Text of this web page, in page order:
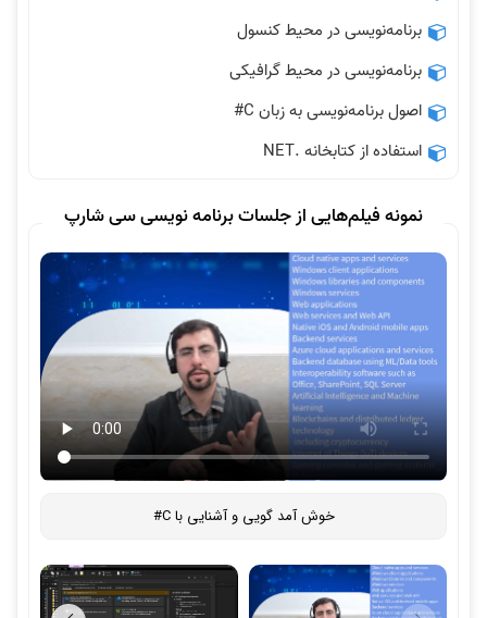
برنامه‌نویسی در محیط کنسول
برنامه‌نویسی در محیط گرافیکی
اصول برنامه‌نویسی به زبان C#
استفاده از کتابخانه .NET
نمونه فیلم‌هایی از جلسات برنامه نویسی سی شارپ
خوش‌ آمد گویی و آشنایی با C#